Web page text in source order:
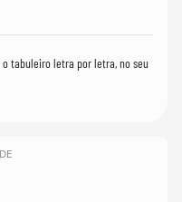
tabuleiro letra por letra, no seu